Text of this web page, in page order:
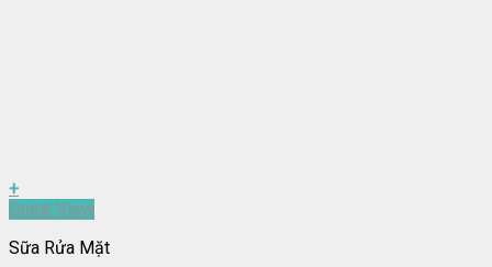
+
Quick View
Sữa Rửa Mặt